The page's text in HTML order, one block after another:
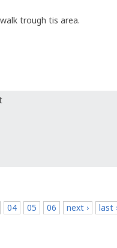
trough tis area.
04 05 06 next › last